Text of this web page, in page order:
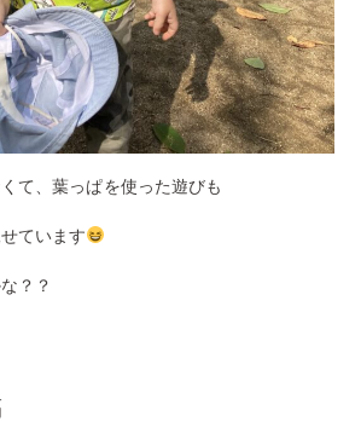
て、葉っぱを使った遊びも
ています
？？